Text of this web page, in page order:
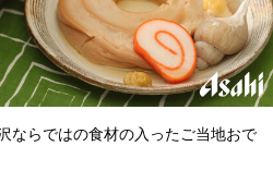
ならではの食材の入ったご当地おで